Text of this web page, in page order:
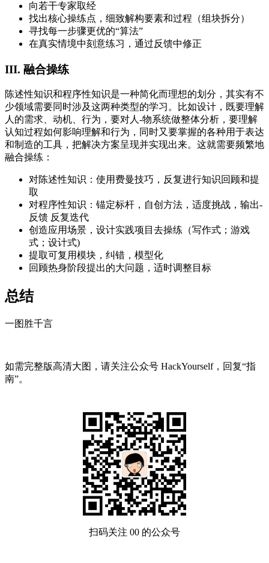
向若干专家取经
找出核心操练点，细致解构要素和过程（组块拆分）
寻找每一步骤更优的“算法”
在真实情境中刻意练习，通过反馈中修正
III. 融合操练
陈述性知识和程序性知识是一种简化而理想的划分，其实有不
少领域需要同时涉及这两种类型的学习。比如设计，既要理解
人的需求、动机、行为，要对人-物系统做整体分析，要理解
认知过程如何影响理解和行为，同时又要掌握的各种用于表达
和制造的工具，把解决方案呈现并实现出来。这就需要频繁地
融合操练：
对陈述性知识：使用费曼技巧，反复进行知识回顾和提
取
对程序性知识：锚定标杆，自创方法，适度挑战，输出-
反馈 反复迭代
创造应用场景，设计实践项目去操练（写作式；游戏
式；设计式)
提取可复用模块，纠错，模型化
回顾热身阶段提出的大问题，适时调整目标
总结
一图胜千言
如需完整版高清大图，请关注公众号 HackYourself，回复“指
南”。
扫码关注 00 的公众号